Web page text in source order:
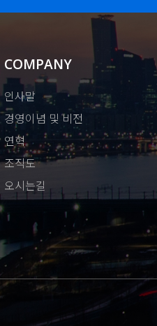
COMPANY
인사말
경영이념 및 비전
연혁
조직도
오시는길